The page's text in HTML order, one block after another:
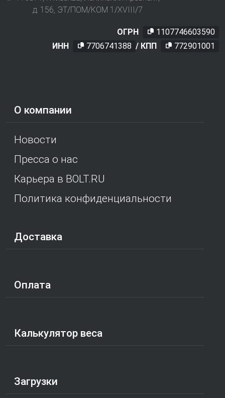
О компании
Новости
Пресса о нас
Карьера в BOLT.RU
Политика конфиденциальности
Доставка
Оплата
Калькулятор веса
Загрузки
д. 156, ЭТ/ПОМ/КОМ 1/XVIII/7
ОГРН
1107746603590
ИНН
7706741388 / КПП 772901001